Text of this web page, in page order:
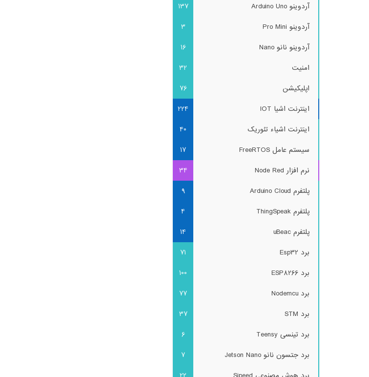
آردوینو Arduino Uno
137
آردوینو Pro Mini
3
آردوینو نانو Nano
16
امنیت
32
اپلیکیشن
76
اینترنت اشیا IOT
224
اینترنت اشیاء تئوریک
40
سیستم عامل FreeRTOS
17
نرم افزار Node Red
34
پلتفرم Arduino Cloud
9
پلتفرم ThingSpeak
4
پلتفرم uBeac
14
برد Esp32
71
برد ESP8266
100
برد Nodemcu
77
برد STM
37
برد تینسی Teensy
6
برد جتسون نانو Jetson Nano
7